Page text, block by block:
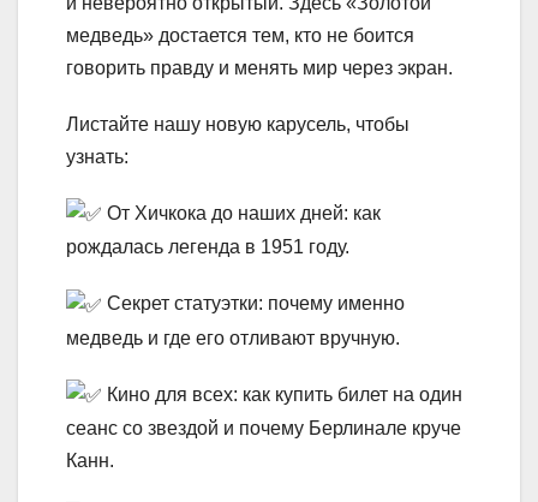
медведь» достается тем, кто не боится
говорить правду и менять мир через экран.
Листайте нашу новую карусель, чтобы
узнать:
От Хичкока до наших дней: как
рождалась легенда в 1951 году.
Секрет статуэтки: почему именно
медведь и где его отливают вручную.
Кино для всех: как купить билет на один
сеанс со звездой и почему Берлинале круче
Канн.